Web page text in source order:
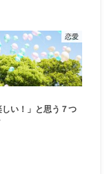
恋愛
しい！」と思う７つ